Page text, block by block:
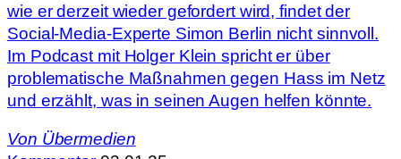
wie er derzeit wieder gefordert wird, findet der
Social-Media-Experte Simon Berlin nicht sinnvoll.
Im Podcast mit Holger Klein spricht er über
problematische Maßnahmen gegen Hass im Netz
und erzählt, was in seinen Augen helfen könnte.
Von Übermedien